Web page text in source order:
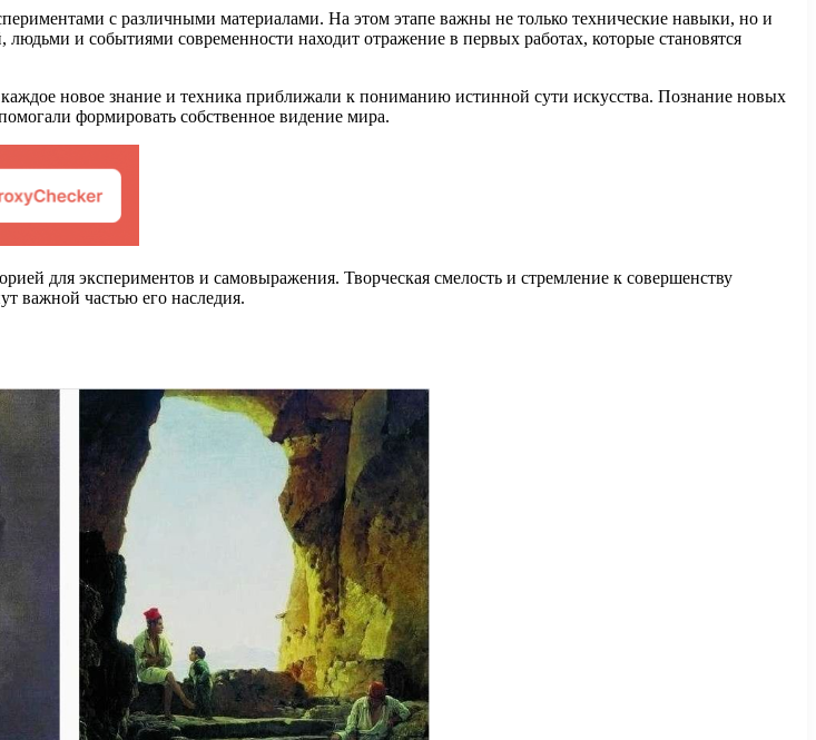
с различными материалами. На этом этапе важны не только технические навыки, но и
и событиями современности находит отражение в первых работах, которые становятся
новое знание и техника приближали к пониманию истинной сути искусства. Познание новых
формировать собственное видение мира.
для экспериментов и самовыражения. Творческая смелость и стремление к совершенству
важной частью его наследия.